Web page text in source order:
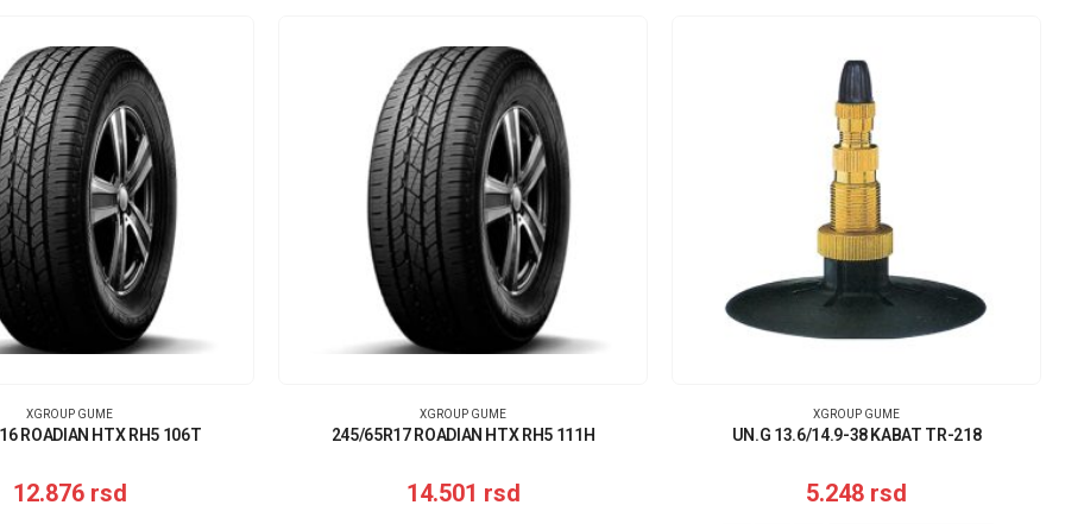
XGROUP GUME
ROADIAN HTX RH5 106T
12.876 rsd
XGROUP GUME
245/65R17 ROADIAN HTX RH5 111H
14.501 rsd
XGROUP GUME
UN.G 13.6/14.9-38 KABAT TR-218
5.248 rsd